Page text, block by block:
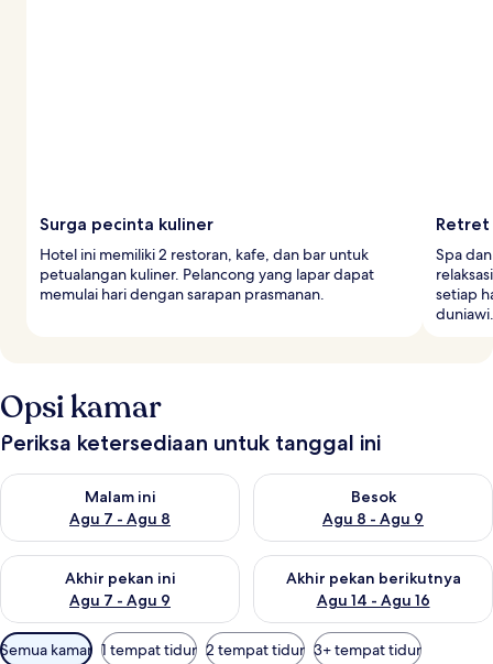
Surga pecinta kuliner
Hotel ini memiliki 2 restoran, kafe, dan bar untuk
petualangan kuliner. Pelancong yang lapar dapat
memulai hari dengan sarapan prasmanan.
Retret
Spa
setiap
duniawi.
Opsi kamar
Periksa ketersediaan untuk tanggal ini
Malam ini
Agu 7 - Agu 8
Periksa ketersediaan untuk malam ini Agu 7 - Agu 8
Besok
Agu 8 - Agu 9
Periksa ketersediaan untuk
Akhir pekan ini
Agu 7 - Agu 9
Periksa ketersediaan untuk akhir pekan ini Agu 7 - Agu 9
Akhir pekan berikutnya
Agu 14 - Agu 16
Periksa ketersediaan untuk
Filter
Semua kamar 1 tempat tidur 2 tempat tidur 3+ tempat tidur